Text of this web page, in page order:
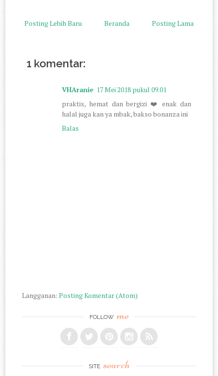
Posting Lebih Baru Posting Lama
Beranda
1 komentar:
VHAranie 17 Mei 2018 pukul 09.01
praktis, hemat dan bergizi ❤️ enak dan
halal juga kan ya mbak, bakso bonanza ini
Balas
Langganan:Posting Komentar (Atom)
FOLLOW me
SITE search